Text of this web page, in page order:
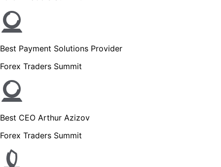
Best Payment Solutions Provider
Forex Traders Summit
Best CEO Arthur Azizov
Forex Traders Summit